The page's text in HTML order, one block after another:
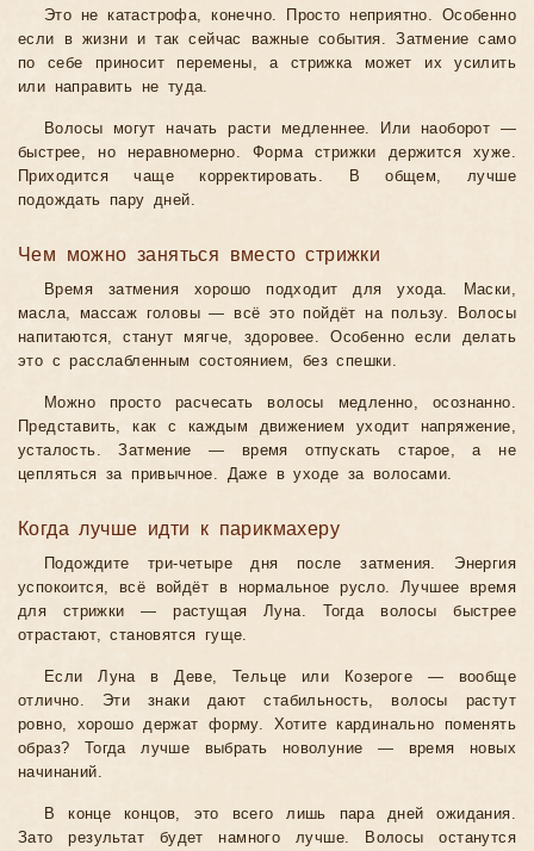
Это не катастрофа, конечно. Просто неприятно. Особенно
если в жизни и так сейчас важные события. Затмение само
по себе приносит перемены, а стрижка может их усилить
или направить не туда.
Волосы могут начать расти медленнее. Или наоборот —
быстрее, но неравномерно. Форма стрижки держится хуже.
Приходится чаще корректировать. В общем, лучше
подождать пару дней.
Чем можно заняться вместо стрижки
Время затмения хорошо подходит для ухода. Маски,
масла, массаж головы — всё это пойдёт на пользу. Волосы
напитаются, станут мягче, здоровее. Особенно если делать
это с расслабленным состоянием, без спешки.
Можно просто расчесать волосы медленно, осознанно.
Представить, как с каждым движением уходит напряжение,
усталость. Затмение — время отпускать старое, а не
цепляться за привычное. Даже в уходе за волосами.
Когда лучше идти к парикмахеру
Подождите три-четыре дня после затмения. Энергия
успокоится, всё войдёт в нормальное русло. Лучшее время
для стрижки — растущая Луна. Тогда волосы быстрее
отрастают, становятся гуще.
Если Луна в Деве, Тельце или Козероге — вообще
отлично. Эти знаки дают стабильность, волосы растут
ровно, хорошо держат форму. Хотите кардинально поменять
образ? Тогда лучше выбрать новолуние — время новых
начинаний.
В конце концов, это всего лишь пара дней ожидания.
Зато результат будет намного лучше. Волосы останутся